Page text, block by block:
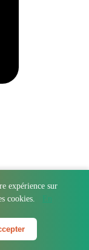
expérience sur
cookies.
En